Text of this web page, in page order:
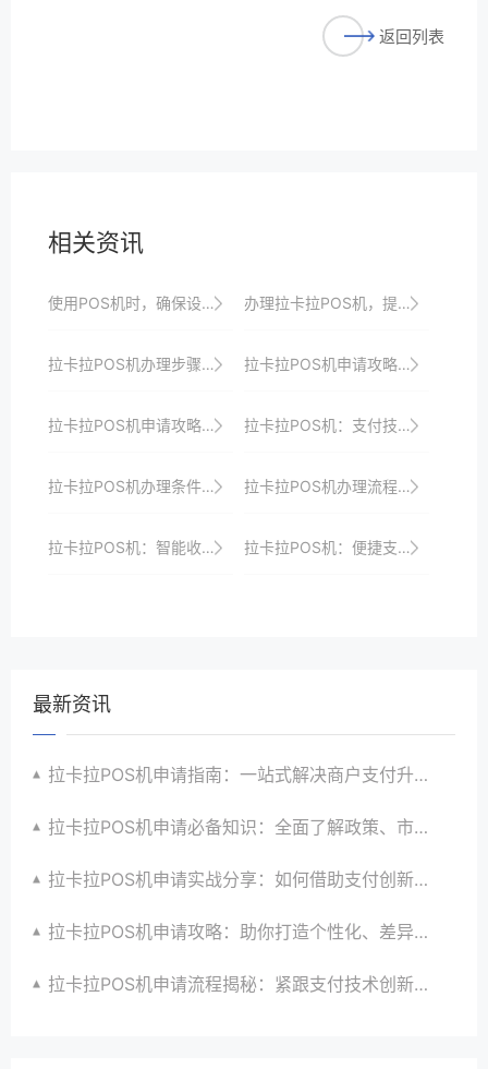
返回列表
相关资讯
使用POS机时，确保设备已正确连接至稳定的电源。 办理拉卡拉POS机，提升商家收银效率与品牌形象
拉卡拉POS机办理步骤详解：助你轻松搞定收银升级，提升店铺竞争力 拉卡拉POS机申请攻略：如何选择适合自己的机型？
拉卡拉POS机申请攻略：如何选择适合自己的机型？ 拉卡拉POS机：支付技术的新飞跃，引领支付未来
拉卡拉POS机办理条件与所需材料解析：一站式服务助你快速接入支付市场并享受优惠政策 拉卡拉POS机办理流程优化：更快更便捷地开启收银之旅，助力商家快速发展、成长壮大并引领市场潮流
拉卡拉POS机：智能收银，提升商家竞争力 拉卡拉POS机：便捷支付，提升消费体验
最新资讯
拉卡拉POS机申请指南：一站式解决商户支付升级、智能化与创新需求
拉卡拉POS机申请必备知识：全面了解政策、市场、技术与创新趋势
拉卡拉POS机申请实战分享：如何借助支付创新技术提升商户运营效益与效率
拉卡拉POS机申请攻略：助你打造个性化、差异化支付体验以提升竞争力
拉卡拉POS机申请流程揭秘：紧跟支付技术创新步伐，抢占市场先机